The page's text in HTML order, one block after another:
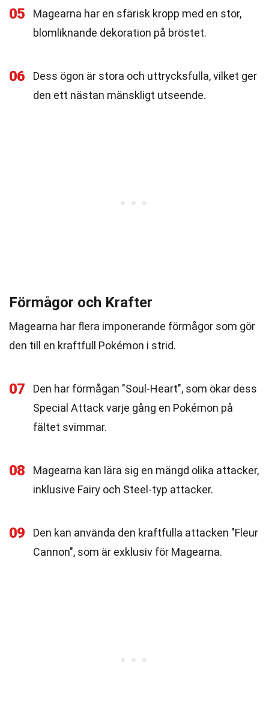
05
Magearna har en sfärisk kropp med en stor,
blomliknande dekoration på bröstet.
06
Dess ögon är stora och uttrycksfulla, vilket ger
den ett nästan mänskligt utseende.
Förmågor och Krafter
Magearna har flera imponerande förmågor som gör
den till en kraftfull Pokémon i strid.
07
Den har förmågan "Soul-Heart", som ökar dess
Special Attack varje gång en Pokémon på
fältet svimmar.
08
Magearna kan lära sig en mängd olika attacker,
inklusive Fairy och Steel-typ attacker.
09
Den kan använda den kraftfulla attacken "Fleur
Cannon", som är exklusiv för Magearna.